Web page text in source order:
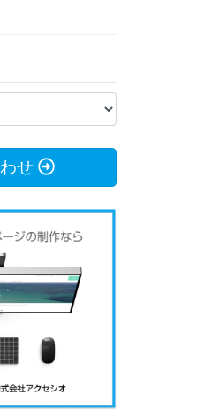
せ